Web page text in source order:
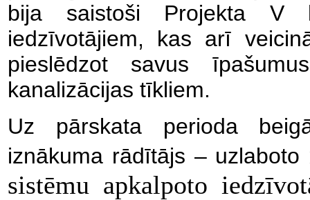
bija saistoši Projekta V
iedzīvotājiem, kas arī
pieslēdzot savus
kanalizācijas tīkliem.
Uz pārskata perioda
iznākuma rādītājs – uzlaboto
sistēmu apkalpoto